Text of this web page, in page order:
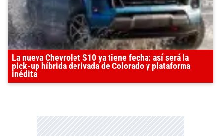
La nueva Chevrolet S10 ya tiene fecha: así será la
pick-up híbrida derivada de Colorado y plataforma
inédita